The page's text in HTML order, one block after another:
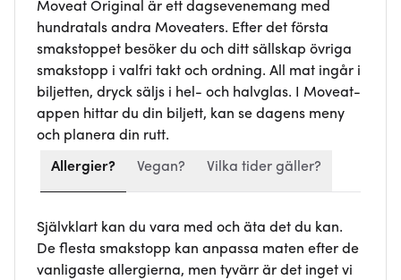
Moveat Original är ett dagsevenemang med
hundratals andra Moveaters. Efter det första
smakstoppet besöker du och ditt sällskap övriga
smakstopp i valfri takt och ordning. All mat ingår i
biljetten, dryck säljs i hel- och halvglas. I Moveat-
appen hittar du din biljett, kan se dagens meny
och planera din rutt.
Allergier? Vegan? Vilka tider gäller?
Självklart kan du vara med och äta det du kan.
De flesta smakstopp kan anpassa maten efter de
vanligaste allergierna, men tyvärr är det inget vi